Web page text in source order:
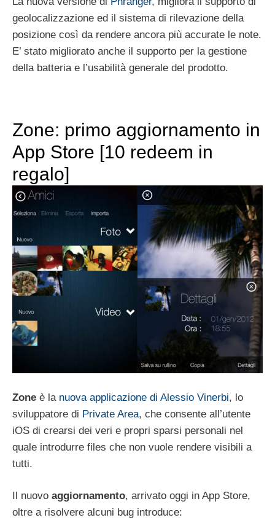
geolocalizzazione ed il sistema di rilevazione della
posizione così da rendere ancora più accurate le note.
E’ stato migliorato anche il supporto per la gestione
della batteria e l’usabilità generale del prodotto.
Zone: primo aggiornamento in
App Store [10 redeem in
regalo]
Zone è la nuova applicazione di Alessio Vinerbi, lo
sviluppatore di Private Area, che consente all’utente
iOS di crearsi dei veri e propri sparsi personali nel
quale introdurre files che non vuole rendere visibili a
tutti.
Il nuovo aggiornamento, arrivato oggi in App Store,
oltre a risolvere alcuni bug introduce: